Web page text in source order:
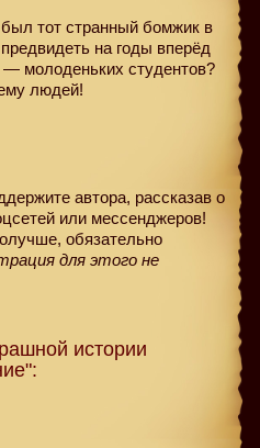
тот странный бомжик в
на годы вперёд
молоденьких студентов?
людей!
автора, рассказав о
или мессенджеров!
обязательно
для этого не
истории